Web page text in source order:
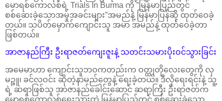
မောရစ်ကောလစ်ရဲ့ Trials In Burma ကို ”မြန်မာပြည်တွင်
စစ်ဆေးခဲ့သောအမှုအခင်းများ”အမည်နဲ့ မြန်မာပြန်ဆို ထုတ်ဝေခဲ့
တယ်။ သပိတ်မှောက်ကျောင်းသူ အမာ အမည်နဲ့ ထုတ်ဝေခဲ့တာ
ဖြစ်တယ်။
အာဇာနည်ကြီး ဦးရာဇတ်ကျေးဇူးနဲ့ သတင်းသမားပိုးဝင်သွားခြင်း
အမေမာဟာ ကျောင်းသူဘဝကတည်းက ဝတ္ထုတိုလေးတွေကို လှ
မဉ္ဇူ၊ ခင်လဝင်း ဆိုတဲ့နာမည်တွေနဲ့ ရေးခဲ့တယ်။ ဒီလိုရေးရင်းနဲ့ သူ့
ရဲ့ ဆရာဖြစ်သူ အာဇာနည်ခေါင်းဆောင် ဆရာကြီး ဦးရာဇတ်က